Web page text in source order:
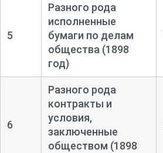
5
Разного рода
исполненные
бумаги по делам
общества (1898
год)
6
Разного рода
контракты и
условия,
заключенные
обществом (1898